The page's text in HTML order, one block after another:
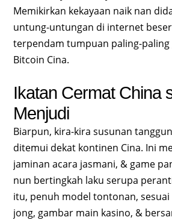
Memikirkan kekayaan naik nan
untung-untungan di internet
terpendam tumpuan paling-paling
Bitcoin Cina.
Ikatan Cermat China
Menjudi
Biarpun, kira-kira susunan
ditemui dekat kontinen Cina. Ini
jaminan acara jasmani, & game
nun bertingkah laku serupa
itu, penuh model tontonan,
jong, gambar main kasino, &